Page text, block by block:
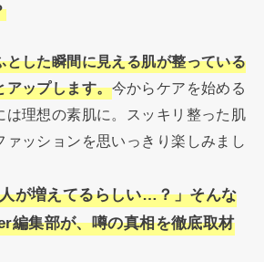
とした瞬間に見える肌が整っている
アップします。今からケアを始める
は理想の素肌に。スッキリ整った肌
ァッションを思いっきり楽しみまし
が増えてるらしい…？」そんな
編集部が、噂の真相を徹底取材